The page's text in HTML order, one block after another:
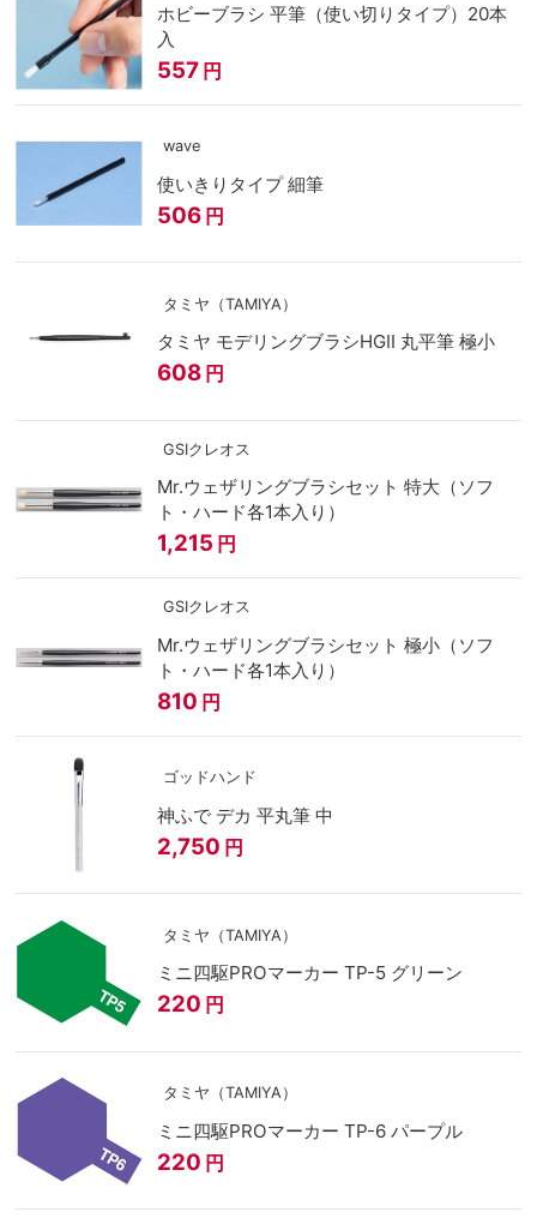
ホビーブラシ 平筆（使い切りタイプ）20本
入
557 円
wave
使いきりタイプ 細筆
506 円
タミヤ（TAMIYA）
タミヤ モデリングブラシHGⅡ 丸平筆 極小
608 円
GSIクレオス
Mr.ウェザリングブラシセット 特大（ソフ
ト・ハード各1本入り）
1,215 円
GSIクレオス
Mr.ウェザリングブラシセット 極小（ソフ
ト・ハード各1本入り）
810 円
ゴッドハンド
神ふで デカ 平丸筆 中
2,750 円
タミヤ（TAMIYA）
ミニ四駆PROマーカー TP-5 グリーン
220 円
タミヤ（TAMIYA）
ミニ四駆PROマーカー TP-6 パープル
220 円